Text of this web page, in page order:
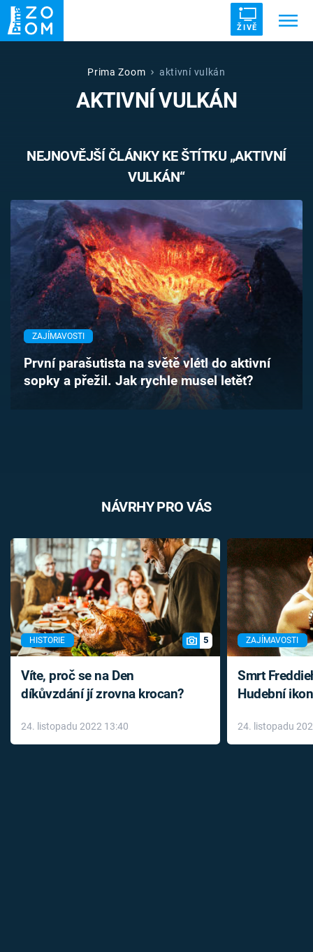
ŽIVĚ
ZRÁDCI UFO DRUHÁ SVĚTOVÁ VÁLKA
VETŘELCI DÁVNOVĚKU
Témata
Pořady
TV Program
Časopis
Sledujte prima+
Prima Zoom aktivní vulkán
AKTIVNÍ VULKÁN
NEJNOVĚJŠÍ ČLÁNKY KE ŠTÍTKU „AKTIVNÍ
VULKÁN“
ZAJÍMAVOSTI
První parašutista na světě vlétl do aktivní
sopky a přežil. Jak rychle musel letět?
NÁVRHY PRO VÁS
HISTORIE 5
Víte, proč se na Den
díkůvzdání jí zrovna krocan?
24. listopadu 2022 13:40
ZAJÍMAVOSTI
Smrt
Hudební
léky
24. listopadu